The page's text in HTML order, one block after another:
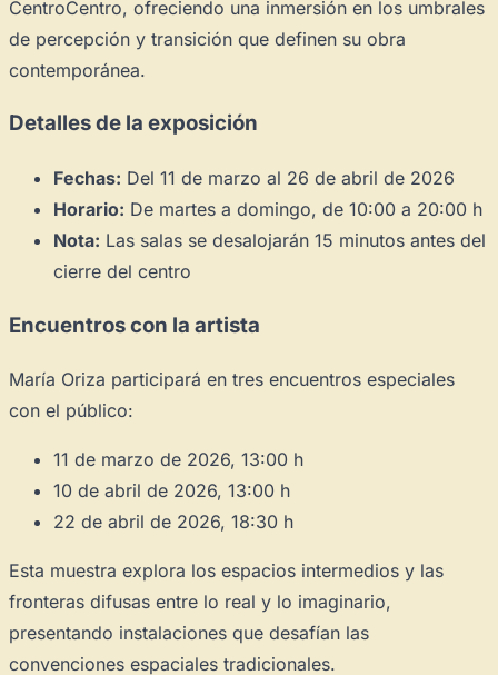
CentroCentro, ofreciendo una inmersión en los umbrales
de percepción y transición que definen su obra
contemporánea.
Detalles de la exposición
Fechas: Del 11 de marzo al 26 de abril de 2026
Horario: De martes a domingo, de 10:00 a 20:00 h
Nota: Las salas se desalojarán 15 minutos antes del
cierre del centro
Encuentros con la artista
María Oriza participará en tres encuentros especiales
con el público:
11 de marzo de 2026, 13:00 h
10 de abril de 2026, 13:00 h
22 de abril de 2026, 18:30 h
Esta muestra explora los espacios intermedios y las
fronteras difusas entre lo real y lo imaginario,
presentando instalaciones que desafían las
convenciones espaciales tradicionales.